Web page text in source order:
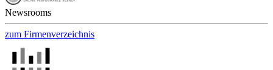
Newsrooms
zum Firmenverzeichnis